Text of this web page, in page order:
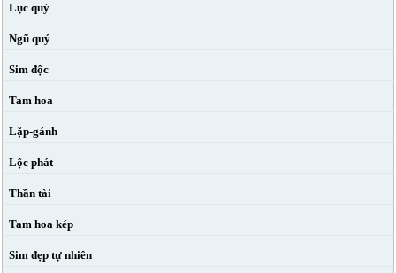
Lục quý
Ngũ quý
Sim độc
Tam hoa
Lặp-gánh
Lộc phát
Thần tài
Tam hoa kép
Sim đẹp tự nhiên